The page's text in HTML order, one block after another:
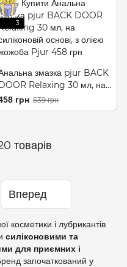
3
змазка pjur BACK
Relaxing 30 мл, на
основі, з олією
грн 539 грн
товарів
Вперед
косметики і лубрикантів
силіконовими та
для приємних і
започаткований у